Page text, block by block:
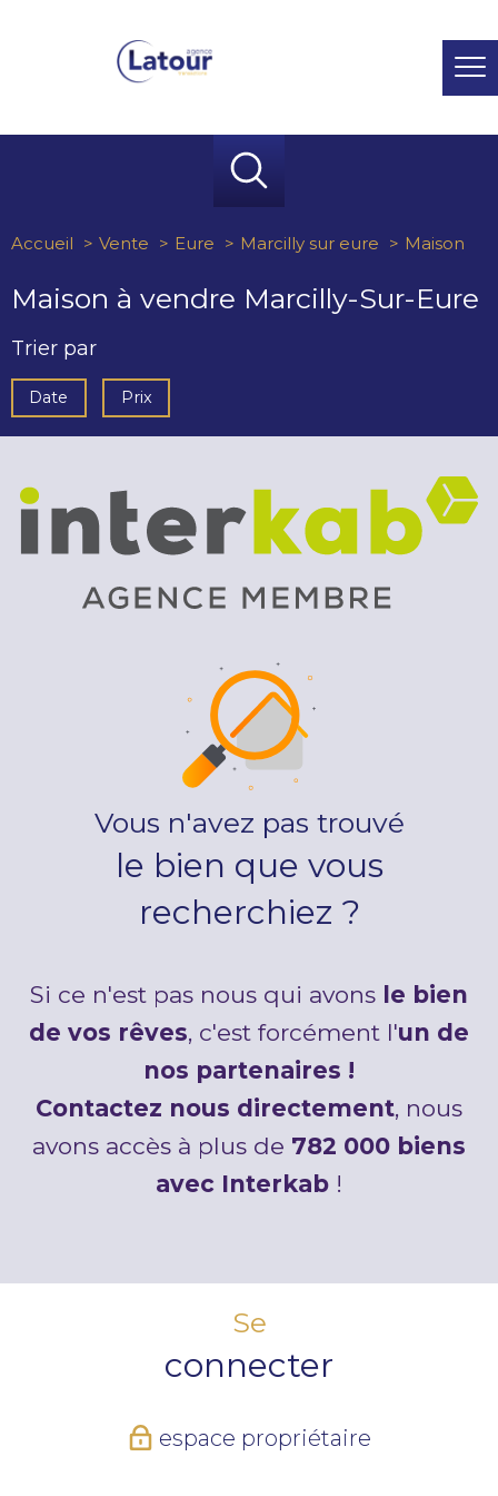
Accueil Vente Eure Marcilly sur eure Maison
Maison à vendre Marcilly-Sur-Eure
Trier par
Date Prix
Vous n'avez pas trouvé
le bien que vous
recherchiez ?
Si ce n'est pas nous qui avons le bien
de vos rêves, c'est forcément l'un de
nos partenaires !
Contactez nous directement, nous
avons accès à plus de 782 000 biens
avec Interkab !
Se
connecter
espace propriétaire